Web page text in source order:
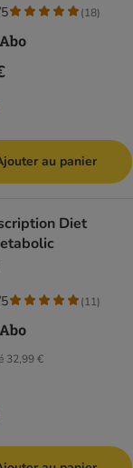
(18)
au panier
Diet
32,99 €
(11)